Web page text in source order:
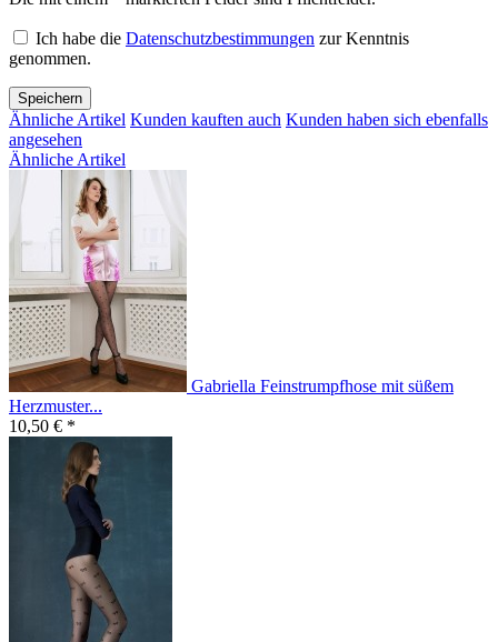
Ich habe die Datenschutzbestimmungen zur Kenntnis
genommen.
Speichern
Ähnliche Artikel Kunden kauften auch Kunden haben sich ebenfalls
angesehen
Ähnliche Artikel
Gabriella Feinstrumpfhose mit süßem
Herzmuster...
10,50 € *